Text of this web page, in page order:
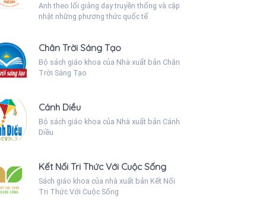
Anh theo lối giảng dạy truyền thống và cập
nhật những phương thức quốc tế
Chân Trời Sáng Tạo
Bộ sách giáo khoa của Nhà xuất bản Chân
Trời Sáng Tạo
Cánh Diều
Bộ sách giáo khoa của Nhà xuất bản Cánh
Diều
Kết Nối Tri Thức Với Cuộc Sống
Sách giáo khoa của nhà xuất bản Kết Nối
Tri Thức Với Cuộc Sống